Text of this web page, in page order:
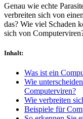
Genau wie echte
verbreiten sich von
das? Wie viel Schaden
sich von
Inhalt:
Was ist ein
Wie
Computerviren?
Wie verbreiten
Beispiele für